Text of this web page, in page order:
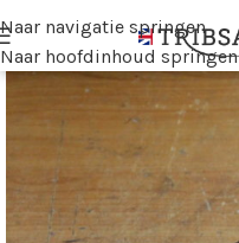
Naar navigatie springen
Naar hoofdinhoud springen